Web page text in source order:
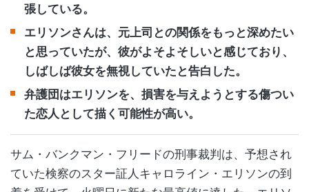
張している。
エリソンさんは、元上司との関係をもっと深めたい
と思っていたが、彼がよそよそしいと感じており、
しばしば彼女を無視していたと告白した。
弁護団はエリソンを、損害を与えようとする傷つい
た恋人として描く可能性が高い。
サム・バンクマン・フリードの刑事裁判は、予想され
ていた検察のスター証人キャロライン・エリソンの到